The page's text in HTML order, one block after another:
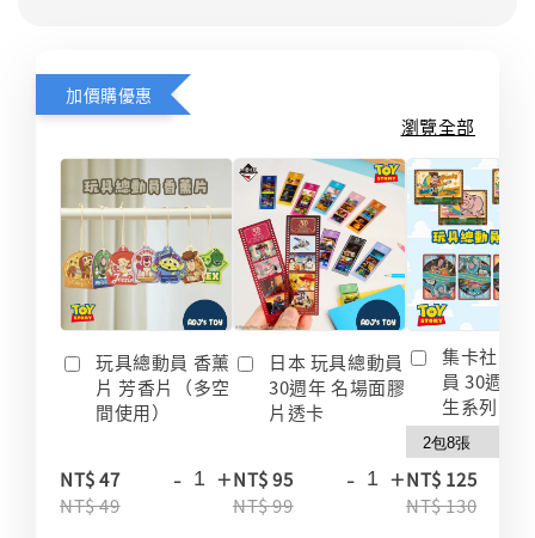
加價購優惠
瀏覽全部
玩具總動員 香薰
片 芳香片（多空
間使用）
NT$ 47
NT$ 49
- +
日本 玩具總動員
30週年 名場面膠
片透卡
NT$ 95
NT$ 99
- +
集卡社 玩
員 30週年
生系列 收
NT$ 125
NT$ 130